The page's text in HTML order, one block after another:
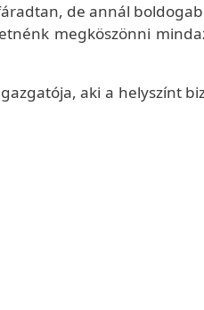
de annál
megköszönni
aki a helyszínt